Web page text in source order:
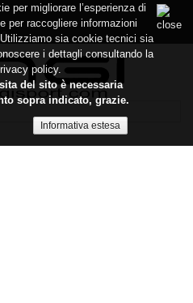
per migliorare l’esperienza di
per raccogliere informazioni
sia cookie tecnici sia
i dettagli consultando la
policy.
del sito è necessaria
sopra indicato, grazie.
Informativa estesa